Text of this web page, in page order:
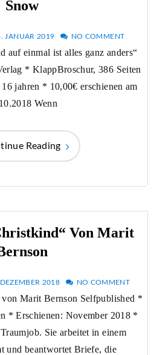
Snow
JANUAR 2019 NO COMMENT
* KlappBroschur, 386 Seiten
jahren * 10,00€ erschienen am
Wenn
Reading
Von Marit
2018 NO COMMENT
* Erschienen: November 2018 *
Sie arbeitet in einem
und beantwortet Briefe, die